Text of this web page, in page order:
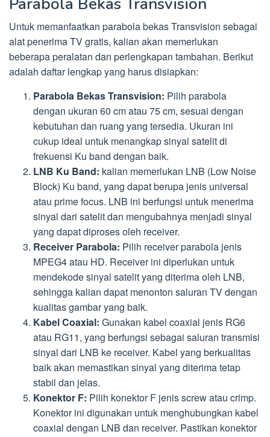
Untuk memanfaatkan parabola bekas Transvision sebagai
alat penerima TV gratis, kalian akan memerlukan
beberapa peralatan dan perlengkapan tambahan. Berikut
adalah daftar lengkap yang harus disiapkan:
Parabola Bekas Transvision: Pilih parabola
dengan ukuran 60 cm atau 75 cm, sesuai dengan
kebutuhan dan ruang yang tersedia. Ukuran ini
cukup ideal untuk menangkap sinyal satelit di
frekuensi Ku band dengan baik.
LNB Ku Band: kalian memerlukan LNB (Low Noise
Block) Ku band, yang dapat berupa jenis universal
atau prime focus. LNB ini berfungsi untuk menerima
sinyal dari satelit dan mengubahnya menjadi sinyal
yang dapat diproses oleh receiver.
Receiver Parabola: Pilih receiver parabola jenis
MPEG4 atau HD. Receiver ini diperlukan untuk
mendekode sinyal satelit yang diterima oleh LNB,
sehingga kalian dapat menonton saluran TV dengan
kualitas gambar yang baik.
Kabel Coaxial: Gunakan kabel coaxial jenis RG6
atau RG11, yang berfungsi sebagai saluran transmisi
sinyal dari LNB ke receiver. Kabel yang berkualitas
baik akan memastikan sinyal yang diterima tetap
stabil dan jelas.
Konektor F: Pilih konektor F jenis screw atau crimp.
Konektor ini digunakan untuk menghubungkan kabel
coaxial dengan LNB dan receiver. Pastikan konektor